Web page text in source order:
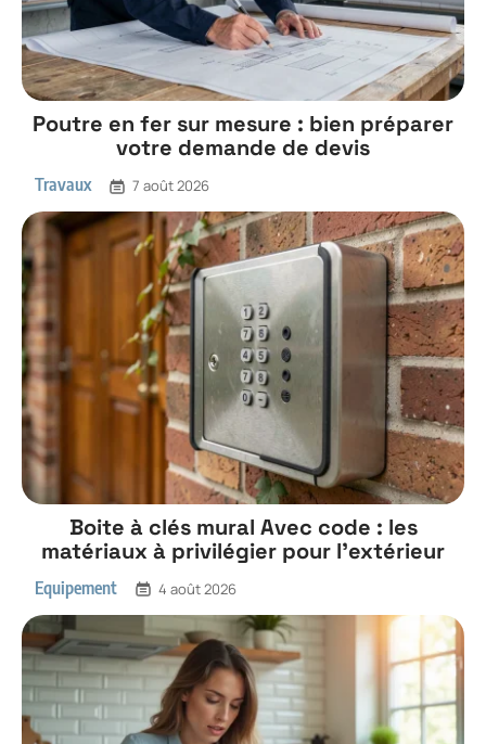
Poutre en fer sur mesure : bien préparer
votre demande de devis
Travaux 7 août 2026
Boite à clés mural Avec code : les
matériaux à privilégier pour l’extérieur
Equipement 4 août 2026